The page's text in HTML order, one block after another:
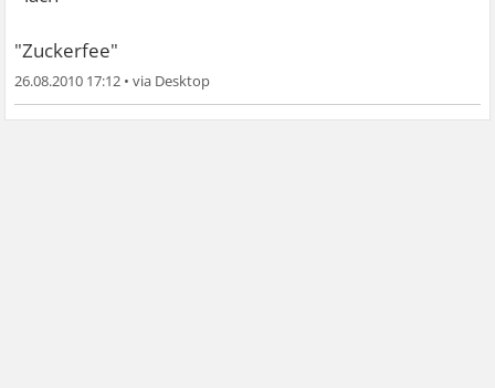
"Zuckerfee"
26.08.2010 17:12 •